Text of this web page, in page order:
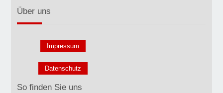
Über uns
Impressum
Datenschutz
So finden Sie uns